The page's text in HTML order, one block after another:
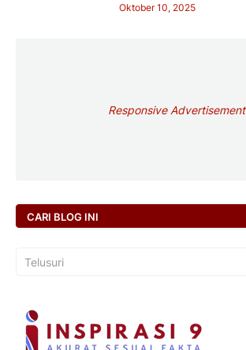
Oktober 10, 2025
Responsive Advertisement
CARI BLOG INI